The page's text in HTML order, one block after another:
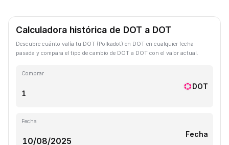
Calculadora histórica de DOT a DOT
Descubre cuánto valía tu DOT (Polkadot) en DOT en cualquier fecha
pasada y compara el tipo de cambio de DOT a DOT con el valor actual.
Comprar
DOT
Fecha
Fecha